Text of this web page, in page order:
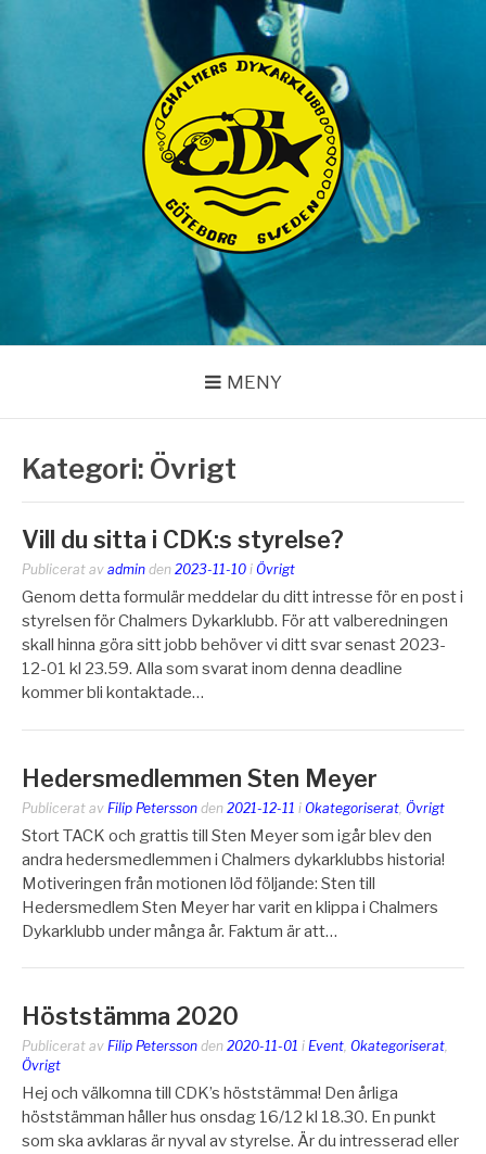
CHALMERS
DYKARKLUBB
MENY
Kategori: Övrigt
Vill du sitta i CDK:s styrelse?
Publicerat av admin den 2023-11-10 i Övrigt
Genom detta formulär meddelar du ditt intresse för en post i
styrelsen för Chalmers Dykarklubb. För att valberedningen
skall hinna göra sitt jobb behöver vi ditt svar senast 2023-
12-01 kl 23.59. Alla som svarat inom denna deadline
kommer bli kontaktade…
Hedersmedlemmen Sten Meyer
Publicerat av Filip Petersson den 2021-12-11 i Okategoriserat Övrigt
Stort TACK och grattis till Sten Meyer som igår blev den
andra hedersmedlemmen i Chalmers dykarklubbs historia!
Motiveringen från motionen löd följande: Sten till
Hedersmedlem Sten Meyer har varit en klippa i Chalmers
Dykarklubb under många år. Faktum är att…
Höststämma 2020
Publicerat av Filip Petersson den 2020-11-01 i Event, Okategoriserat,
Övrigt
Hej och välkomna till CDK’s höststämma! Den årliga
höststämman håller hus onsdag 16/12 kl 18.30. En punkt
som ska avklaras är nyval av styrelse. Är du intresserad eller